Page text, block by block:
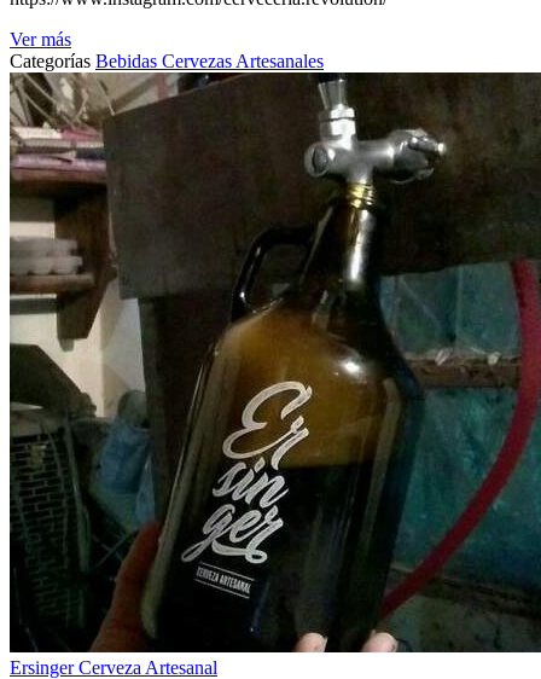
Ver más
Categorías Bebidas Cervezas Artesanales
Ersinger Cerveza Artesanal